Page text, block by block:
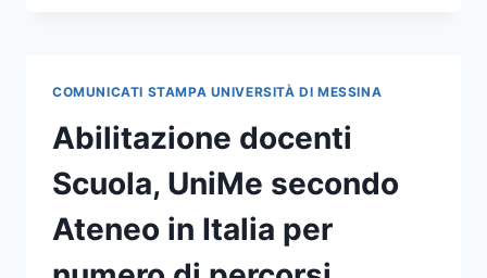
OSPITI
IL
PROF.
SILVESTRI
ED
IL
PRESIDENTE
COMUNICATI STAMPA UNIVERSITÀ DI MESSINA
Abilitazione docenti
Scuola, UniMe secondo
Ateneo in Italia per